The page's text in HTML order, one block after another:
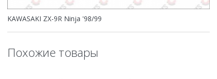
KAWASAKI ZX-9R Ninja '98/99
Похожие товары